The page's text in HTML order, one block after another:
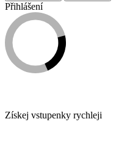
Přihlášení
Získej vstupenky rychleji